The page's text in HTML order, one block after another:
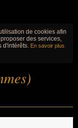
de cookies afin
des services,
d'intérêts. En savoir plus